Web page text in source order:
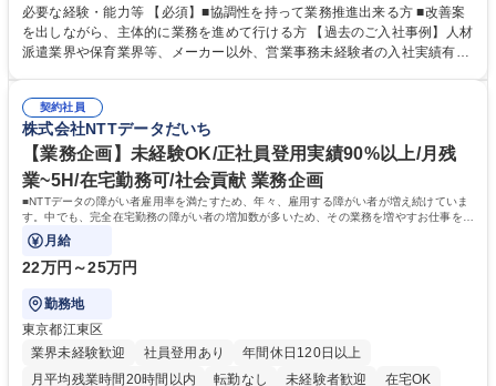
善をお任せ。 【教育制度】ご入社後、育成担当とペアになりながらOJTに
て業務を覚えていただくことが可能です。業務システムがきちんと構築さ
れているため、スムーズに仕事に慣れることができる環境です。また、
募集職種 【大阪・京都・滋賀】営業事務 ※未経験可
必要な経験・能力等 【必須】■協調性を持って業務推進出来る方 ■改善案
を出しながら、主体的に業務を進めて行ける方 【過去のご入社事例】人材
派遣業界や保育業界等、メーカー以外、営業事務未経験者の入社実績有
えて、お客様や社員の状況に合わせ、能動的なサポート、改善の動きも期
待され。組織を支えるスペシャリストとして、チームに貢献し、結果的に
社員から頼られる存在になることができます。平均19:30の退勤以降の業
務の持ち帰りも禁止されており、メリハリのある働き方となります。 学
歴・資格 学歴：大学院 大学 高専 短大 語学力： 資格：
契約社員
株式会社NTTデータだいち
【業務企画】未経験OK/正社員登用実績90%以上/月残
業~5H/在宅勤務可/社会貢献 業務企画
■NTTデータの障がい者雇用率を満たすため、年々、雇用する障がい者が増え続けていま
す。中でも、完全在宅勤務の障がい者の増加数が多いため、その業務を増やすお仕事を担
っていただきます。
月給
22万円～25万円
勤務地
東京都江東区
業界未経験歓迎
社員登用あり
年間休日120日以上
月平均残業時間20時間以内
転勤なし 未経験者歓迎 在宅OK